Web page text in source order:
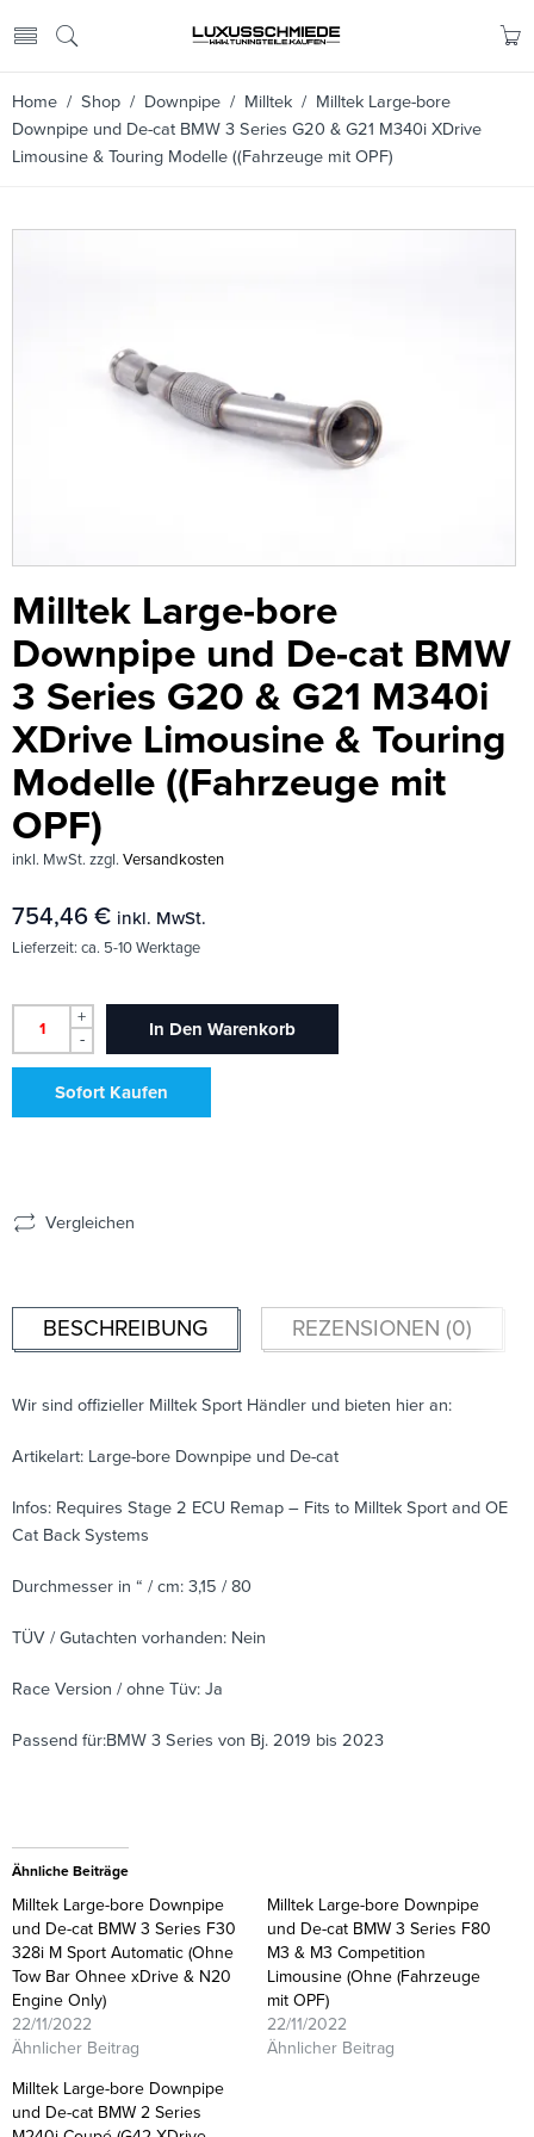
Home / Shop / Downpipe / Milltek / Milltek Large-bore
Downpipe und De-cat BMW 3 Series G20 & G21 M340i XDrive
Limousine & Touring Modelle ((Fahrzeuge mit OPF)
Milltek Large-bore
Downpipe und De-cat BMW
3 Series G20 & G21 M340i
XDrive Limousine & Touring
Modelle ((Fahrzeuge mit
OPF)
inkl. MwSt. zzgl. Versandkosten
754,46 € inkl. MwSt.
Lieferzeit: ca. 5-10 Werktage
+
-
In Den Warenkorb
Sofort Kaufen
Vergleichen
BESCHREIBUNG REZENSIONEN (0)
Wir sind offizieller Milltek Sport Händler und bieten hier an:
Artikelart: Large-bore Downpipe und De-cat
Infos: Requires Stage 2 ECU Remap – Fits to Milltek Sport and OE
Cat Back Systems
Durchmesser in “ / cm: 3,15 / 80
TÜV / Gutachten vorhanden: Nein
Race Version / ohne Tüv: Ja
Passend für:BMW 3 Series von Bj. 2019 bis 2023
Ähnliche Beiträge
Milltek Large-bore Downpipe
und De-cat BMW 3 Series F30
328i M Sport Automatic (Ohne
Tow Bar Ohnee xDrive & N20
Engine Only)
22/11/2022
Ähnlicher Beitrag
Milltek Large-bore Downpipe
und De-cat BMW 3 Series F80
M3 & M3 Competition
Limousine (Ohne (Fahrzeuge
mit OPF)
22/11/2022
Ähnlicher Beitrag
Milltek Large-bore Downpipe
und De-cat BMW 2 Series